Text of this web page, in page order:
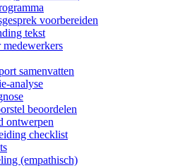
voorbereiden
tekst
samenvatten
analyse
beoordelen
ontwerpen
checklist
(empathisch)